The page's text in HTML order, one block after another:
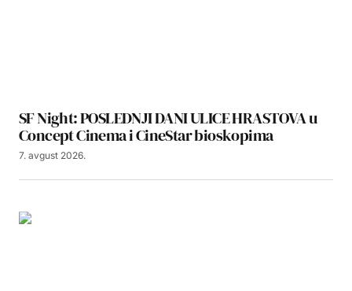
SF Night: POSLEDNJI DANI ULICE HRASTOVA u
Concept Cinema i CineStar bioskopima
7. avgust 2026.